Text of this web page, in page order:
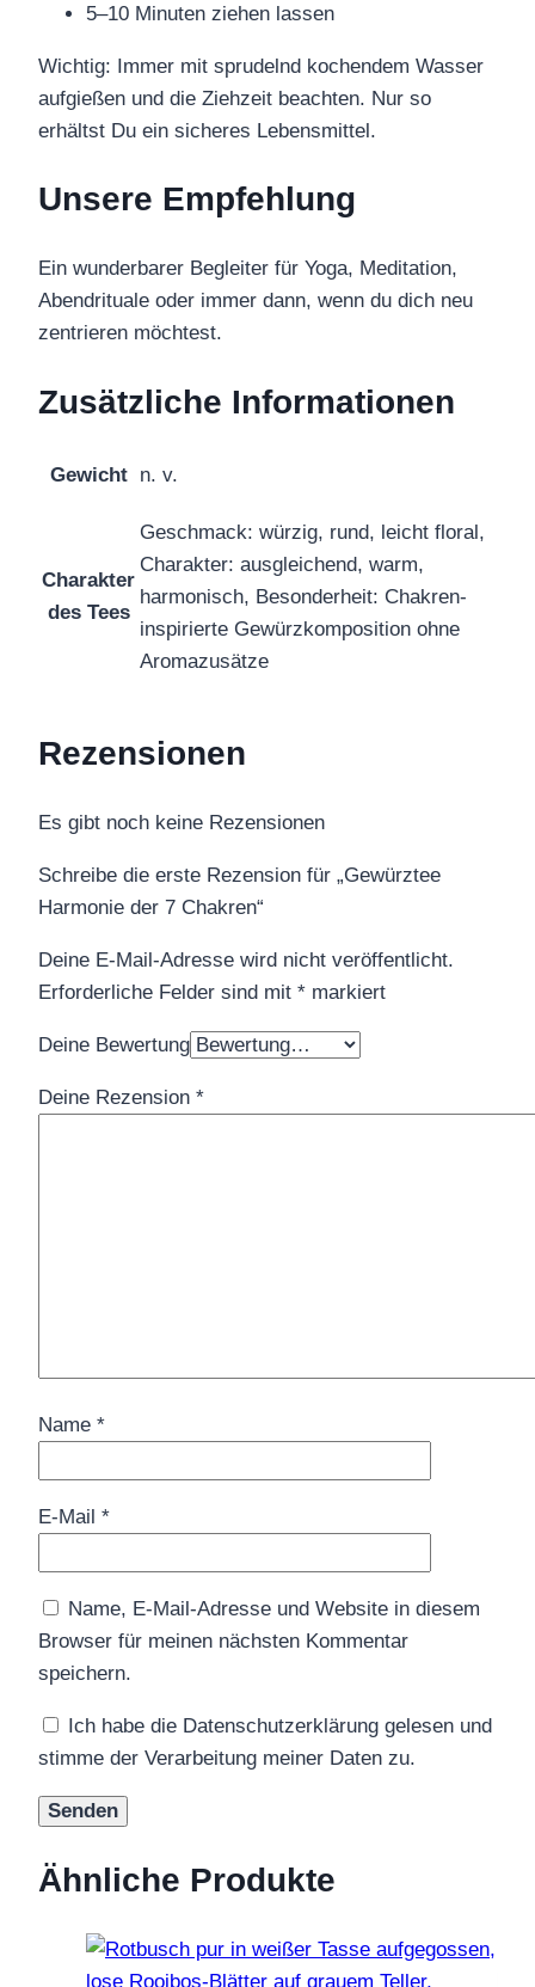
5–10 Minuten ziehen lassen
Wichtig: Immer mit sprudelnd kochendem Wasser
aufgießen und die Ziehzeit beachten. Nur so
erhältst Du ein sicheres Lebensmittel.
Unsere Empfehlung
Ein wunderbarer Begleiter für Yoga, Meditation,
Abendrituale oder immer dann, wenn du dich neu
zentrieren möchtest.
Zusätzliche Informationen
Gewicht n. v.
Charakter
des Tees
Geschmack: würzig, rund, leicht floral,
Charakter: ausgleichend, warm,
harmonisch, Besonderheit: Chakren-
inspirierte Gewürzkomposition ohne
Aromazusätze
Rezensionen
Es gibt noch keine Rezensionen
Schreibe die erste Rezension für „Gewürztee
Harmonie der 7 Chakren“
Deine E-Mail-Adresse wird nicht veröffentlicht.
Erforderliche Felder sind mit * markiert
Deine Bewertung
Deine Rezension *
Name *
E-Mail *
Name, E-Mail-Adresse und Website in diesem
Browser für meinen nächsten Kommentar
speichern.
Ich habe die Datenschutzerklärung gelesen und
stimme der Verarbeitung meiner Daten zu.
Ähnliche Produkte